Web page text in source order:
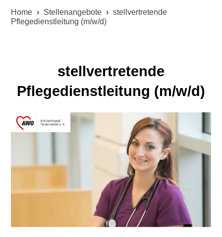
Übersicht
Angebote
Kindertagesstätten
Hilfen zur Erziehung
Angebote zur Teilhabe
Ambulante Pflege
Erziehungs- & Familienberatung
Selbsthilfekontaktstelle im
„Zimmer mit Aussicht“
Übersicht
Vorstand
Geschäftsstellenteam
Chronik
Stellenangebote
Jobs
Benefits
Übersicht
Mitglied werden
Spenden
Kontakt
Home › Stellenangebote › stellvertretende
Pflegedienstleitung (m/w/d)
stellvertretende
Pflegedienstleitung (m/w/d)